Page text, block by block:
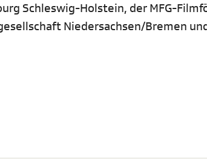
Schleswig-Holstein, der MFG-
Niedersachsen/Bremen